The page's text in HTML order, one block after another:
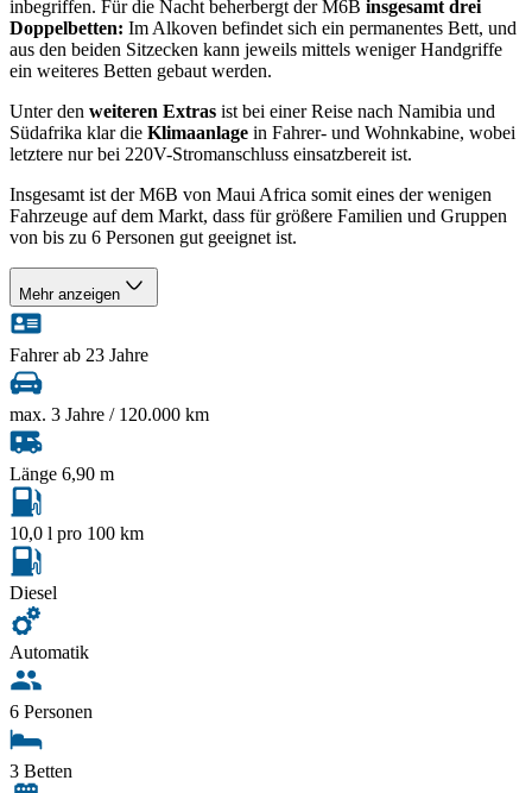
inbegriffen. Für die Nacht beherbergt der M6B insgesamt drei
Doppelbetten: Im Alkoven befindet sich ein permanentes Bett, und
aus den beiden Sitzecken kann jeweils mittels weniger Handgriffe
ein weiteres Betten gebaut werden.
Unter den weiteren Extras ist bei einer Reise nach Namibia und
Südafrika klar die Klimaanlage in Fahrer- und Wohnkabine, wobei
letztere nur bei 220V-Stromanschluss einsatzbereit ist.
Insgesamt ist der M6B von Maui Africa somit eines der wenigen
Fahrzeuge auf dem Markt, dass für größere Familien und Gruppen
von bis zu 6 Personen gut geeignet ist.
Mehr anzeigen
Fahrer ab 23 Jahre
max. 3 Jahre / 120.000 km
Länge 6,90 m
10,0 l pro 100 km
Diesel
Automatik
6 Personen
3 Betten